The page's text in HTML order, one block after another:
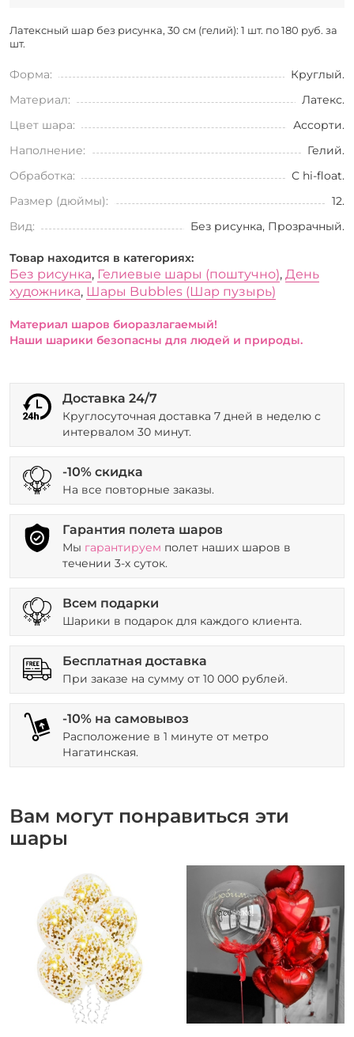
Латексный шар без рисунка, 30 см (гелий): 1 шт. по 180 руб. за
шт.
Форма:
Круглый.
Материал:
Латекс.
Цвет шара:
Ассорти.
Наполнение:
Гелий.
Обработка:
С hi-float.
Размер (дюймы):
12.
Вид:
Без рисунка, Прозрачный.
Товар находится в категориях:
Без рисунка, Гелиевые шары (поштучно), День
художника, Шары Bubbles (Шар пузырь)
Материал шаров биоразлагаемый!
Наши шарики безопасны для людей и природы.
Доставка 24/7
Круглосуточная доставка 7 дней в неделю с
интервалом 30 минут.
-10% скидка
На все повторные заказы.
Гарантия полета шаров
Мы гарантируем полет наших шаров в
течении 3-х суток.
Всем подарки
Шарики в подарок для каждого клиента.
Бесплатная доставка
При заказе на сумму от 10 000 рублей.
-10% на самовывоз
Расположение в 1 минуте от метро
Нагатинская.
Вам могут понравиться эти
шары